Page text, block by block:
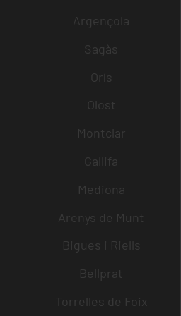
Argençola
Sagàs
Orís
Olost
Montclar
Gallifa
Mediona
Arenys de Munt
Bigues i Riells
Bellprat
Torrelles de Foix